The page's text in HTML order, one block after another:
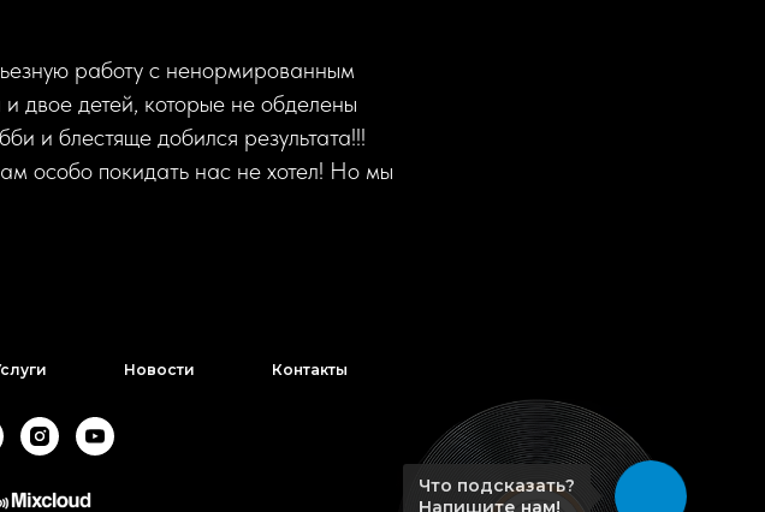
работу с ненормированным
двое детей, которые не обделены
и блестяще добился результата!!!
особо покидать нас не хотел! Но мы
Новости Контакты
Что подсказать?
Напишите нам!